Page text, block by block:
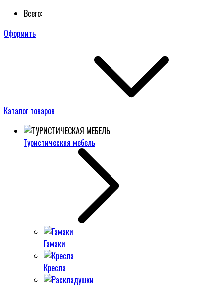
Всего:
Оформить
Каталог товаров
Туристическая мебель
Гамаки
Кресла